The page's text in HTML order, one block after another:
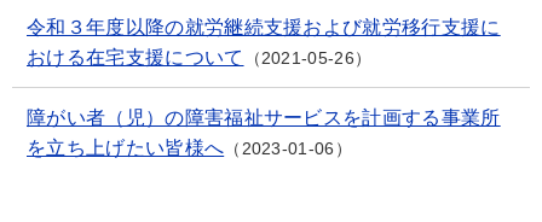
令和３年度以降の就労継続支援および就労移行支援に
おける在宅支援について
2021-05-26
障がい者（児）の障害福祉サービスを計画する事業所
を立ち上げたい皆様へ
2023-01-06